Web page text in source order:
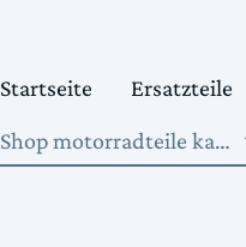
Startseite Ersatzteile
Shop motorradteile kaufen